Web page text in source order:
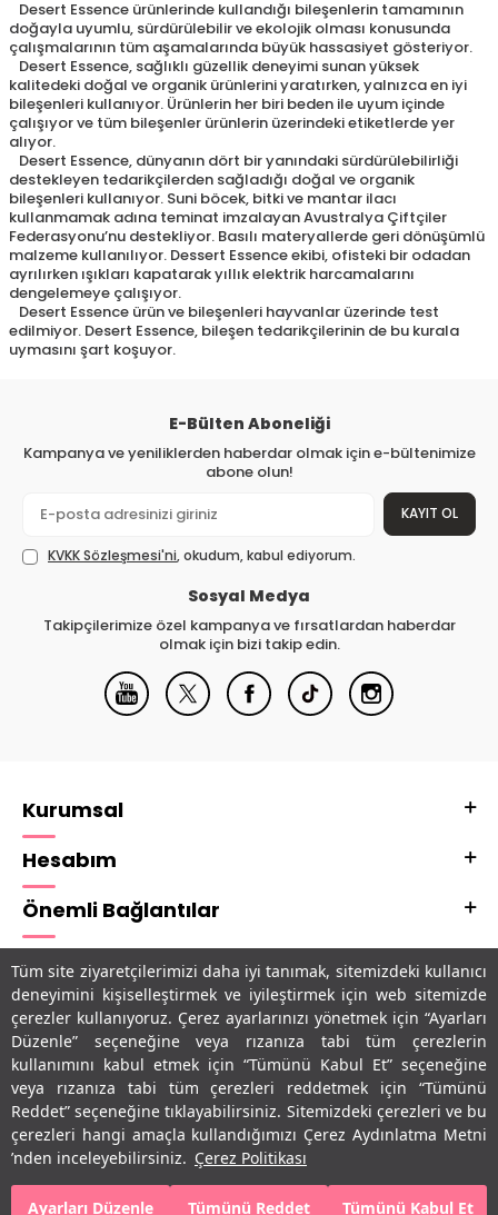
Tüm site ziyaretçilerimizi daha iyi tanımak, sitemizdeki kullanıcı
deneyimini kişiselleştirmek ve iyileştirmek için web sitemizde
çerezler kullanıyoruz. Çerez ayarlarınızı yönetmek için “Ayarları
Düzenle” seçeneğine veya rızanıza tabi tüm çerezlerin
kullanımını kabul etmek için “Tümünü Kabul Et” seçeneğine
veya rızanıza tabi tüm çerezleri reddetmek için “Tümünü
Reddet” seçeneğine tıklayabilirsiniz. Sitemizdeki çerezleri ve bu
çerezleri hangi amaçla kullandığımızı Çerez Aydınlatma Metni
’nden inceleyebilirsiniz. Çerez Politikası
Ayarları Düzenle Tümünü Reddet Tümünü Kabul Et
Desert Essence ürünlerinde kullandığı bileşenlerin tamamının
doğayla uyumlu, sürdürülebilir ve ekolojik olması konusunda
çalışmalarının tüm aşamalarında büyük hassasiyet gösteriyor.
Desert Essence, sağlıklı güzellik deneyimi sunan yüksek
kalitedeki doğal ve organik ürünlerini yaratırken, yalnızca en iyi
bileşenleri kullanıyor. Ürünlerin her biri beden ile uyum içinde
çalışıyor ve tüm bileşenler ürünlerin üzerindeki etiketlerde yer
alıyor.
Desert Essence, dünyanın dört bir yanındaki sürdürülebilirliği
destekleyen tedarikçilerden sağladığı doğal ve organik
bileşenleri kullanıyor. Suni böcek, bitki ve mantar ilacı
kullanmamak adına teminat imzalayan Avustralya Çiftçiler
Federasyonu’nu destekliyor. Basılı materyallerde geri dönüşümlü
malzeme kullanılıyor. Dessert Essence ekibi, ofisteki bir odadan
ayrılırken ışıkları kapatarak yıllık elektrik harcamalarını
dengelemeye çalışıyor.
Desert Essence ürün ve bileşenleri hayvanlar üzerinde test
edilmiyor. Desert Essence, bileşen tedarikçilerinin de bu kurala
uymasını şart koşuyor.
E-Bülten Aboneliği
Kampanya ve yeniliklerden haberdar olmak için e-bültenimize
abone olun!
KAYIT OL
KVKK Sözleşmesi'ni, okudum, kabul ediyorum.
Sosyal Medya
Takipçilerimize özel kampanya ve fırsatlardan haberdar
olmak için bizi takip edin.
Kurumsal
Hesabım
Önemli Bağlantılar
Adres & İletişim
Uygulamalarımız